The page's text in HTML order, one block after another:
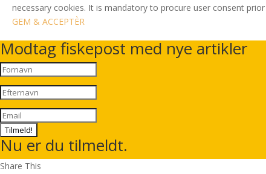
necessary cookies. It is mandatory to procure user consent
GEM & ACCEPTÈR
Modtag fiskepost med nye artikler
Tilmeld!
Nu er du tilmeldt.
Share This